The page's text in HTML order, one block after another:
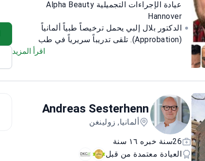
اليد؛ الجمعية الألمانية لجراحي اليد.
عيادة الإجراءات التجميلية Alpha Beauty
Hannover
الدكتور بلال إلبي يحمل ترخيصاً طبياً ألمانياً
(Approbation). تلقى تدريباً سريرياً في طب
الأعصاب والطب النفسي في مستشفى كلينيكوم
تركيز واضح على السلامة والنتائج.
مشاريع أبحاث سريرية. أعماله العلمية مُدرجة على
الحديثة في علاجاته.
بأعلى معايير السلامة والنظافة وراحة المرضى.
يقدّم الدعم للمرضى الدوليين بالألمانية والتركية.
اقرأ المزيد
Andreas Sesterhenn
ألمانيا, زولينغن
26سنة خبره ١٦ سنة
العيادة معتمدة من قبل